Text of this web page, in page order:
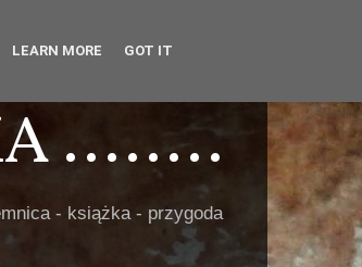
........
- książka - przygoda
LEARN MORE GOT IT